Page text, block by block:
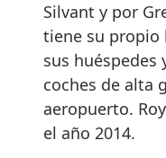
Silvant y por
tiene su propio
sus huéspedes
coches de alta
aeropuerto.
el año 2014.